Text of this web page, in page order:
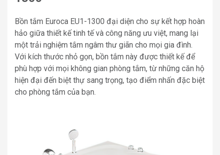
Bồn tắm Euroca EU1-1300 đại diện cho sự kết hợp hoàn
hảo giữa thiết kế tinh tế và công năng ưu việt, mang lại
một trải nghiệm tắm ngâm thư giãn cho mọi gia đình.
Với kích thước nhỏ gọn, bồn tắm này được thiết kế để
phù hợp với mọi không gian phòng tắm, từ những căn hộ
hiện đại đến biệt thự sang trọng, tạo điểm nhấn đặc biệt
cho phòng tắm của bạn.